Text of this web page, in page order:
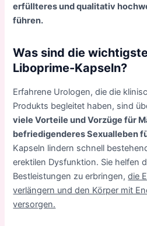
erfüllteres und qualitativ
führen.
Was sind die
Liboprime-Kapseln?
Erfahrene Urologen, die die
Produkts begleitet haben, sind
viele Vorteile und Vorzüge für
befriedigenderes Sexualleben
Kapseln lindern schnell
erektilen Dysfunktion. Sie helfen
Bestleistungen zu erbringen,die
verlängern und den Körper mit
versorgen.